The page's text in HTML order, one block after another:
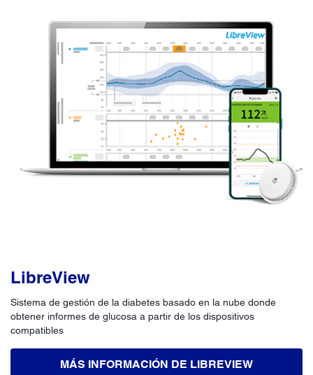
LibreView
Sistema de gestión de la diabetes basado en la nube donde
obtener informes de glucosa a partir de los dispositivos
compatibles
MÁS INFORMACIÓN DE LIBREVIEW